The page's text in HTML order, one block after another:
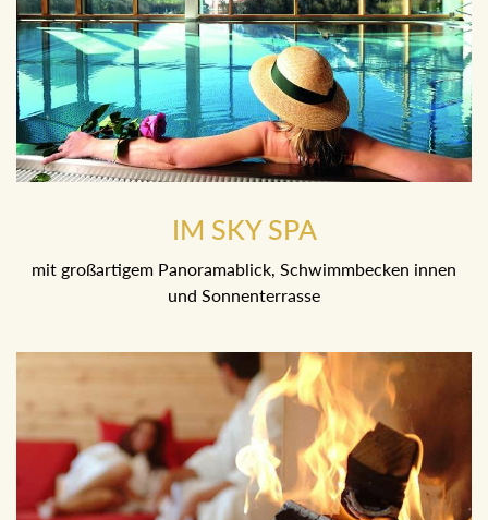
IM SKY SPA
und Sonnenterrasse